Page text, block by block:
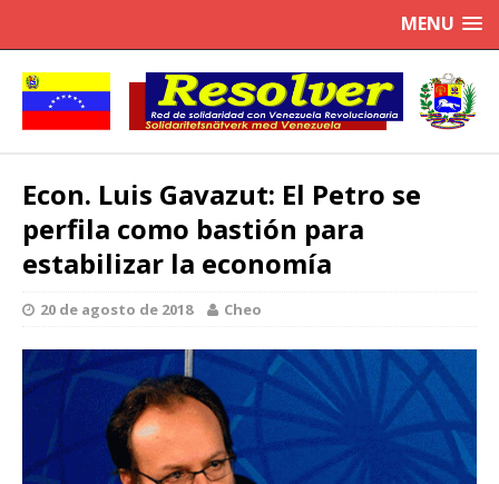
MENU
Econ. Luis Gavazut: El Petro se
perfila como bastión para
estabilizar la economía
20 de agosto de 2018 Cheo